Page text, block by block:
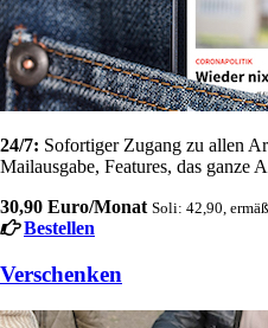
24/7: Sofortiger Zugang zu allen
Mailausgabe, Features, das ganze
30,90 Euro/Monat Soli: 42,90,
Bestellen
Verschenken